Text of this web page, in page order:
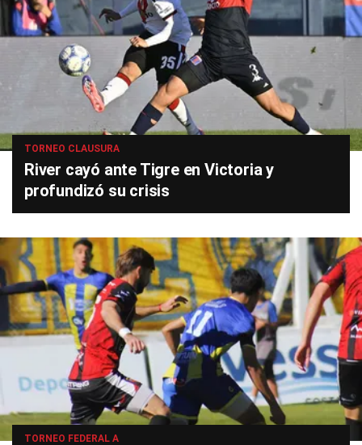
TORNEO CLAUSURA
River cayó ante Tigre en Victoria y
profundizó su crisis
TORNEO FEDERAL A